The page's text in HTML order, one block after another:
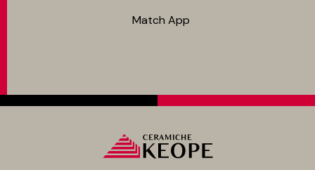
Match App